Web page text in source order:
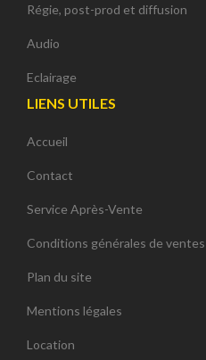
Régie, post-prod et diffusion
Audio
Eclairage
LIENS UTILES
Accueil
Contact
Service Après-Vente
Conditions générales de ventes
Plan du site
Mentions légales
Location